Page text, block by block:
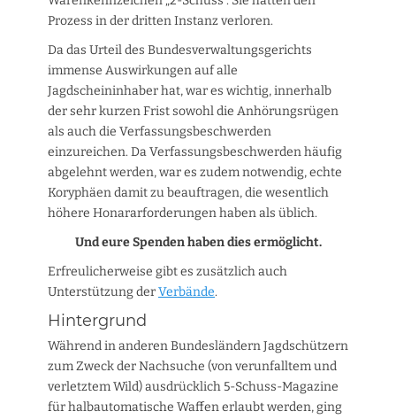
Prozess in der dritten Instanz verloren.
Da das Urteil des Bundesverwaltungsgerichts
immense Auswirkungen auf alle
Jagdscheininhaber hat, war es wichtig, innerhalb
der sehr kurzen Frist sowohl die Anhörungsrügen
als auch die Verfassungsbeschwerden
einzureichen. Da Verfassungsbeschwerden häufig
abgelehnt werden, war es zudem notwendig, echte
Koryphäen damit zu beauftragen, die wesentlich
höhere Honararforderungen haben als üblich.
Und eure Spenden haben dies ermöglicht.
Erfreulicherweise gibt es zusätzlich auch
Unterstützung derVerbände.
Hintergrund
Während in anderen Bundesländern Jagdschützern
zum Zweck der Nachsuche (von verunfalltem und
verletztem Wild) ausdrücklich 5-Schuss-Magazine
für halbautomatische Waffen erlaubt werden, ging